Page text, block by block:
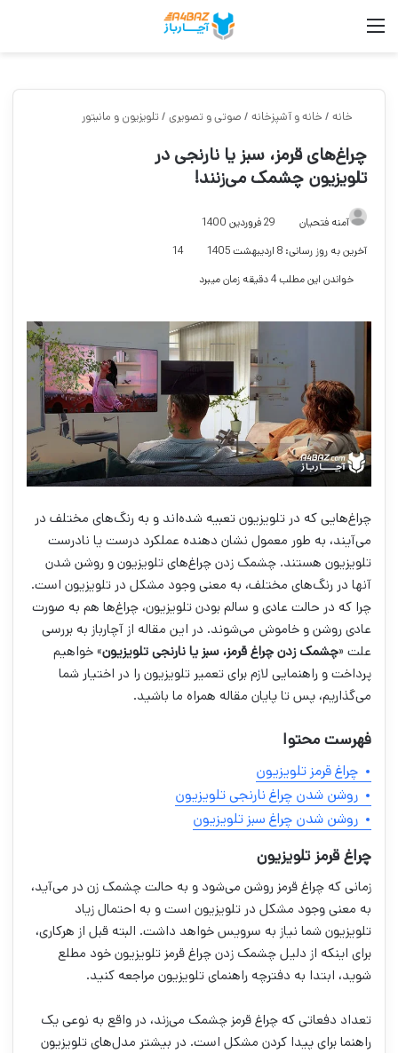
منو
خانه / خانه و آشپزخانه / صوتی و تصویری /تلویزیون و مانیتور
چراغ‌های قرمز، سبز یا نارنجی در
تلویزیون چشمک می‌زنند!
آمنه فتحیان
29 فروردین 1400
آخرین به روز رسانی: 8 اردیبهشت 1405
14
خواندن این مطلب 4 دقیقه زمان میبرد
چراغ‌هایی که در تلویزیون تعبیه شده‌اند و به رنگ‌های مختلف در
می‌آیند، به طور معمول نشان دهنده عملکرد درست یا نادرست
تلویزیون هستند. چشمک زدن چراغ‌های تلویزیون و روشن شدن
آنها در رنگ‌های مختلف، به معنی وجود مشکل در تلویزیون است.
چرا که در حالت عادی و سالم بودن تلویزیون، چراغ‌ها هم به صورت
عادی روشن و خاموش می‌شوند. در این مقاله از آچارباز به بررسی
علت «چشمک زدن چراغ قرمز، سبز یا نارنجی تلویزیون» خواهیم
پرداخت و راهنمایی لازم برای تعمیر تلویزیون را در اختیار شما
می‌گذاریم، پس تا پایان مقاله همراه ما باشید.
فهرست محتوا
چراغ قرمز تلویزیون
روشن شدن چراغ نارنجی تلویزیون
روشن شدن چراغ سبز تلویزیون
چراغ قرمز تلویزیون
زمانی که چراغ قرمز روشن می‌شود و به حالت چشمک زن در می‌آید،
به معنی وجود مشکل در تلویزیون است و به احتمال زیاد
تلویزیون شما نیاز به سرویس خواهد داشت. البته قبل از هرکاری،
برای اینکه از دلیل چشمک زدن چراغ قرمز تلویزیون خود مطلع
شوید، ابتدا به دفترچه راهنمای تلویزیون مراجعه کنید.
تعداد دفعاتی که چراغ قرمز چشمک می‌زند، در واقع به نوعی یک
راهنما برای پیدا کردن مشکل است. در بیشتر مدل‌های تلویزیون